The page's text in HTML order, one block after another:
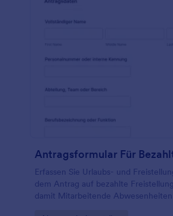
Erfassen Sie Urlaubs- und
dem Antrag auf bezahlte
damit Mitarbeitende